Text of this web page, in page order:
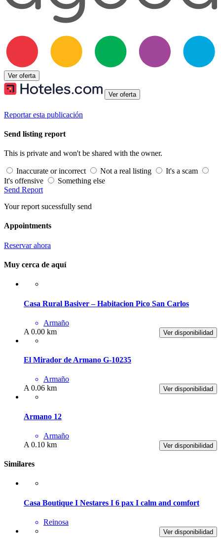
Ver oferta
Ver oferta
Reportar esta publicación
Send listing report
This is private and won't be shared with the owner.
Inaccurate or incorrect Not a real listing
It's a scam
It's offensive
Something else
Send Report
Your report sucessfully send
Appointments
Reservar ahora
Muy cerca de aquí
Casa Rural Basiver – Habitacion Pico San Carlos
Armaño
Ver disponibilidad
A 0.00 km
El Mirador de Armano G-10235
Armaño
Ver disponibilidad
A 0.06 km
Armano 12
Armaño
Ver disponibilidad
A 0.10 km
Similares
Casa Boutique I Nestares I 6 pax I calm and comfort
Reinosa
Ver disponibilidad